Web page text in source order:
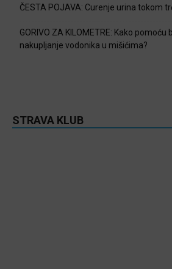
ČESTA POJAVA: Curenje urina tokom
GORIVO ZA KILOMETRE: Kako
nakupljanje vodonika u mišićima?
STRAVA KLUB